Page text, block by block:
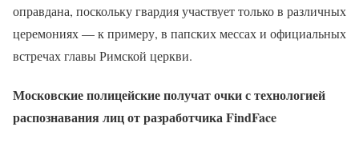
оправдана, поскольку гвардия участвует только в различных
церемониях — к примеру, в папских мессах и официальных
встречах главы Римской церкви.
Московские полицейские получат очки с технологией
распознавания лиц от разработчика FindFace